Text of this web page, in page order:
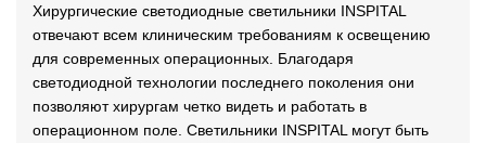
Хирургические светодиодные светильники INSPITAL
отвечают всем клиническим требованиям к освещению
для современных операционных. Благодаря
светодиодной технологии последнего поколения они
позволяют хирургам четко видеть и работать в
операционном поле. Светильники INSPITAL могут быть